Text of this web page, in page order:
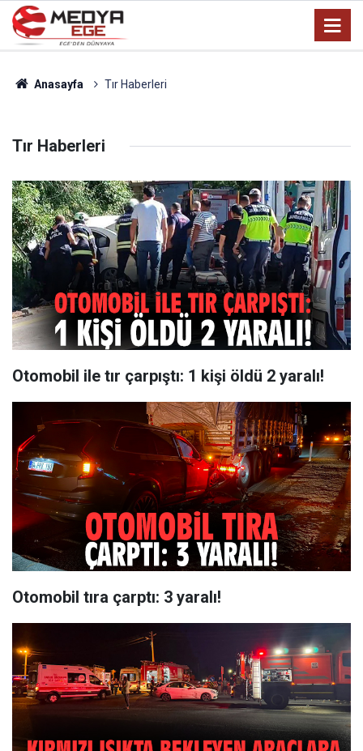
Anasayfa Tır Haberleri
Tır Haberleri
Otomobil ile tır çarpıştı: 1 kişi öldü 2 yaralı!
Otomobil tıra çarptı: 3 yaralı!